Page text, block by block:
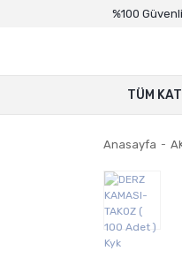
%100
TÜM
Anasayfa